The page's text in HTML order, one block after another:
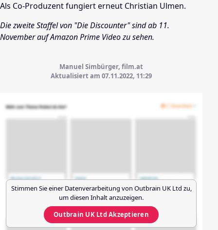
Als Co-Produzent fungiert erneut Christian Ulmen.
Die zweite Staffel von "Die Discounter" sind ab 11.
November auf Amazon Prime Video zu sehen.
Manuel Simbürger, film.at
Aktualisiert am 07.11.2022, 11:29
Stimmen Sie einer Datenverarbeitung von Outbrain UK Ltd zu,
um diesen Inhalt anzuzeigen.
Outbrain UK LtdAkzeptieren